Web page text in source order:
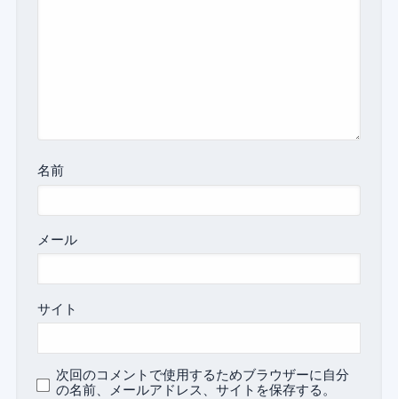
名前
メール
サイト
次回のコメントで使用するためブラウザーに自分
の名前、メールアドレス、サイトを保存する。